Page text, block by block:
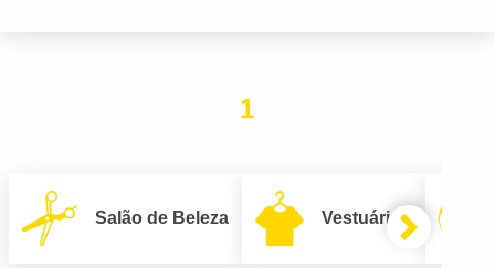
1
Salão de Beleza Vestuário